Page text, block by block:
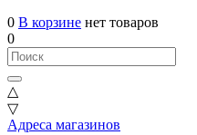
0 В корзине нет товаров
0
△
▽
Адреса магазинов